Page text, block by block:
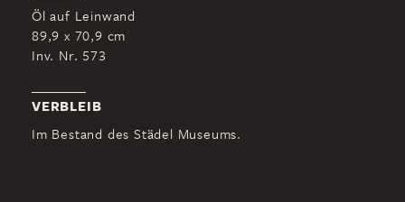
Öl auf Leinwand
89,9 x 70,9 cm
Inv. Nr. 573
VERBLEIB
Im Bestand des Städel Museums.